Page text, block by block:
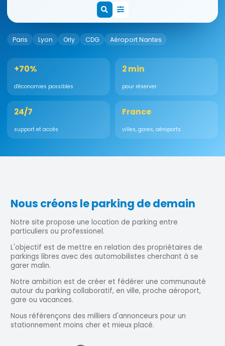
Paris Lyon Orly CDG Aéroport Nantes
+70%
d'économies possibles
2 min
pour réserver
24/7
support et accès
France
villes, gares, aéroports
Nous créons le parking de demain
Notre site propose une location de parking entre
particuliers ou professionel.
L'objectif est de mettre en relation des propriétaires de
parkings libres avec des automobilistes cherchant à se
garer malin.
Notre ambition est de créer et fédérer une communauté
autour du parking collaboratif, en ville, proche aéroport,
gare ou vacances.
Nous référençons des milliers d'annonceurs pour un
stationnement moins cher et mieux placé.